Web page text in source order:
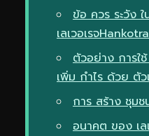
ข้อ ควร ระวัง ใ
เลเวอเรจ
ตัวอย่าง การใ
เพิ่ม กำไร ด้วย ตัว
การ สร้าง ชุม
อนาคต ของ เล